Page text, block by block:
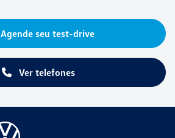
Ver telefones
Agende seu test-drive